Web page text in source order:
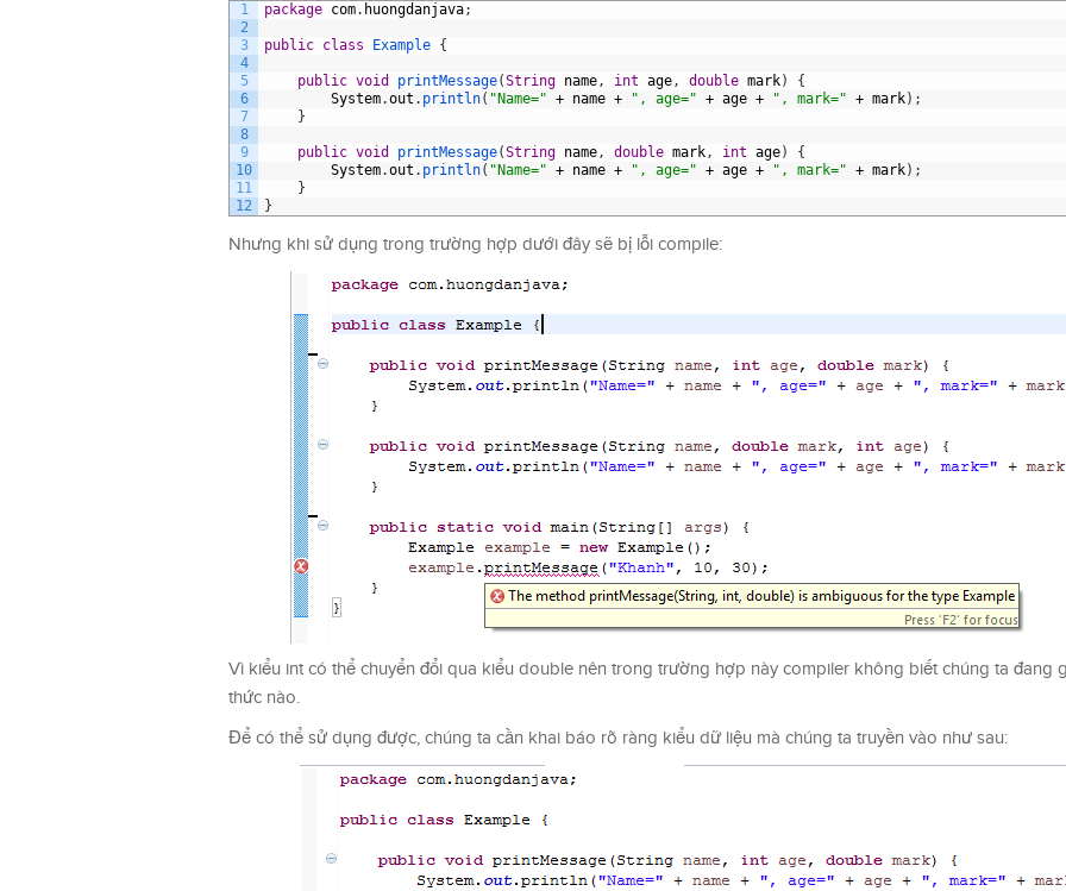
1
2
3
4
5
6
7
8
9
10
11
12
package com. huongdanjava;
public class Example {
public void printMessage(String name, int age, double mark)
{
System.out . println( "Name=" + name + ", age=" + age + ", mark=" + mark) ;
}
public void printMessage(String name, double mark, int age)
{
System.out . println( "Name=" + name + ", age=" + age + ", mark=" + mark) ;
}
}
Nhưng khi sử dụng trong trường hợp dưới đây sẽ bị lỗi compile:
Vì kiểu int có thể chuyển đổi qua kiểu double nên trong trường hợp này compiler không biết chúng ta đang
thức nào.
Để có thể sử dụng được, chúng ta cần khai báo rõ ràng kiểu dữ liệu mà chúng ta truyền vào như sau: